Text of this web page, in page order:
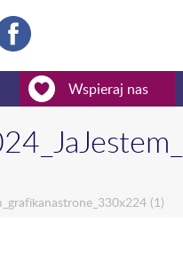
Wspieraj nas
(1)